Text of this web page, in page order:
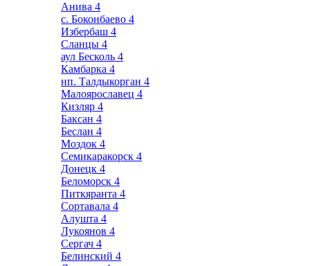
Анива 4
с. Боконбаево 4
Избербаш 4
Сланцы 4
аул Бесколь 4
Камбарка 4
нп. Талдыкорган 4
Малоярославец 4
Кизляр 4
Баксан 4
Беслан 4
Моздок 4
Семикаракорск 4
Донецк 4
Беломорск 4
Питкяранта 4
Сортавала 4
Алушта 4
Лукоянов 4
Сергач 4
Белинский 4